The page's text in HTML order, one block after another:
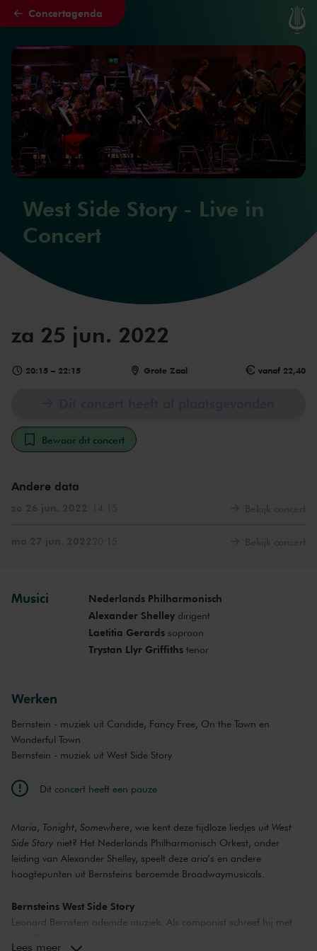
Naar hoofdcontent
Concertagenda
West Side Story - Live in
Concert
za 25 jun. 2022
20:15 – 22:15 Grote Zaal vanaf 22,40
Bewaar dit concert
Andere data
Musici
Nederlands Philharmonisch
Alexander Shelleydirigent
Laetitia Gerardssopraan
Trystan Llyr Griffithstenor
Werken
Bernstein - muziek uit Candide, Fancy Free, On the Town en
Wonderful Town
Bernstein - muziek uit West Side Story
Dit concert heeft een pauze
Maria, Tonight, Somewhere, wie kent deze tijdloze liedjes uit West
Side Story niet? Het Nederlands Philharmonisch Orkest, onder
leiding van Alexander Shelley, speelt deze aria’s en andere
hoogtepunten uit Bernsteins beroemde Broadwaymusicals.
Bernsteins West Side Story
Leonard Bernstein ademde muziek. Als componist schreef hij met
Lees meer